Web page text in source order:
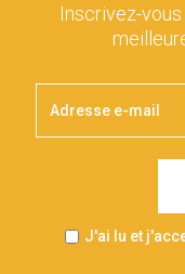
Inscrivez-
J'ai lu et